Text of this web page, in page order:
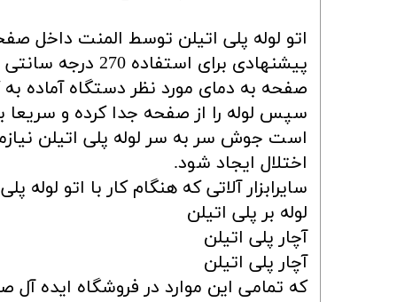
اتو لوله پلی اتیلن توسط المنت داخل
پیشنهادی
صفحه به دمای مورد نظر دستگاه آماده
سپس لوله را از صفحه جدا کرده و
است جوش سر به سر لوله پلی اتیلن
اختلال ایجاد شود.
سایرابزار آلاتی که هنگام کار با اتو لوله
لوله بر پلی اتیلن
آچار پلی اتیلن
آچار پلی اتیلن
که تمامی این موارد در فروشگاه ایده